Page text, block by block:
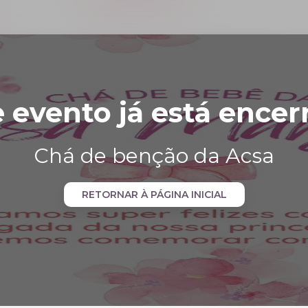
evento já está
Chá de benção da Acsa
RETORNAR À PÁGINA INICIAL